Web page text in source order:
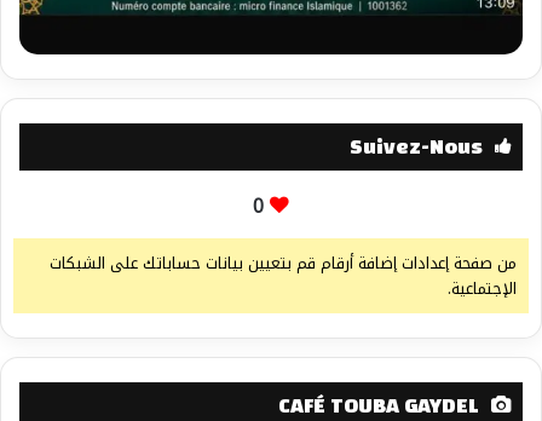
Suivez-Nous
0
من صفحة إعدادات إضافة أرقام قم بتعيين بيانات حساباتك على الشبكات
الإجتماعية.
CAFÉ TOUBA GAYDEL